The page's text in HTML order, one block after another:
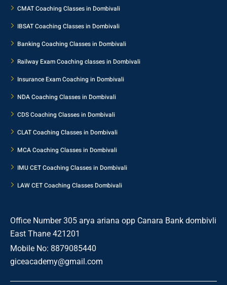
CMAT Coaching Classes in Dombivali
IBSAT Coaching Classes in Dombivali
Banking Coaching Classes in Dombivali
Railway Exam Coaching classes in Dombivali
Insurance Exam Coaching in Dombivali
NDA Coaching Classes in Dombivali
CDS Coaching Classes in Dombivali
CLAT Coaching Classes in Dombivali
MCA Coaching Classes in Dombivali
IMU CET Coaching Classes in Dombivali
LAW CET Coaching Classes Dombivali
Office Number 305 arya ariana opp Canara Bank dombivli
East Thane 421201
Mobile No: 8879085440
giceacademy@gmail.com